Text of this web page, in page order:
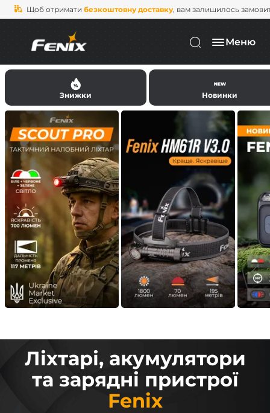
Щоб отримати безкоштовну доставку, вам залишилось
Меню
Знижки Новинки
Ліхтарі, акумулятори
та зарядні пристрої
Fenix